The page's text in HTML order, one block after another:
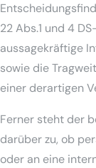
22 Abs.1 und 4
aussagekräftige
sowie die
einer derartigen
Ferner steht der
darüber zu, ob
oder an eine